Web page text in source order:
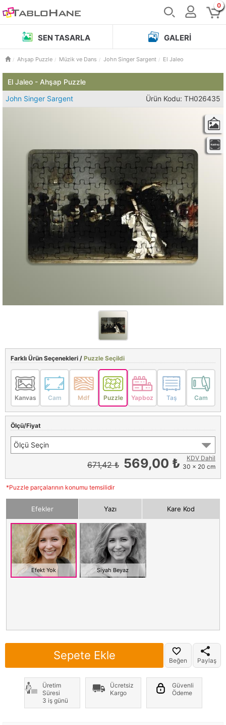
0
SEN TASARLA GALERI
Ahşap Puzzle Müzik ve Dans John Singer Sargent El Jaleo
El Jaleo - Ahşap Puzzle
John Singer Sargent
Ürün Kodu: TH026435
Farklı Ürün Seçenekleri / Puzzle Seçildi
Kanvas Cam Mdf Puzzle Yapboz Taş Cam
Ölçü/Fiyat
Ölçü Seçin
671,42 ₺ 569,00 ₺
KDV Dahil
30 x 20 cm
*Puzzle parçalarının konumu temsilidir
Efekler Yazı Kare Kod
Efekt Yok Siyah Beyaz
Sepete Ekle Beğen Paylaş
Üretim
Süresi
3 iş günü
Ücretsiz
Kargo
Güvenli
Ödeme